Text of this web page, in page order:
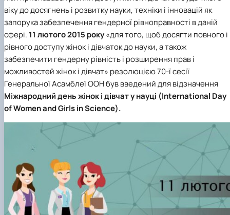
Науковий гурток «Філософські проблеми
міжособистісної та міжгрупової комунікаці…
Науковий гурток «Історія держави і права
України»
віку до досягнень і розвитку науки, техніки і інновацій як
запорука забезпечення гендерної рівноправності в даній
сфері. 11 лютого 2015 року«для того, щоб досягти повного і
рівного доступу жінок і дівчаток до науки, а також
забезпечити гендерну рівність і розширення прав і
можливостей жінок і дівчат» резолюцією 70-ї сесії
Генеральної Асамблеї ООН був введений для відзначення
Міжнародний день жінок і дівчат у науці (International Day
of Women and Girls in Science).